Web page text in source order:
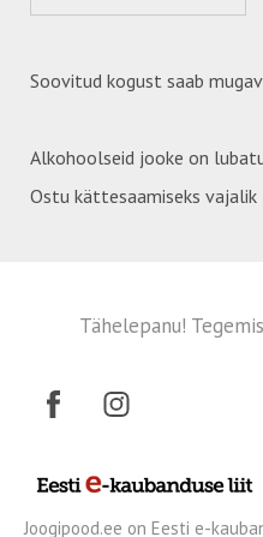
Soovitud kogust saab
Alkohoolseid jooke on
Ostu kättesaamiseks vajalik
Tähelepanu!
Joogipood.ee on Eesti e-